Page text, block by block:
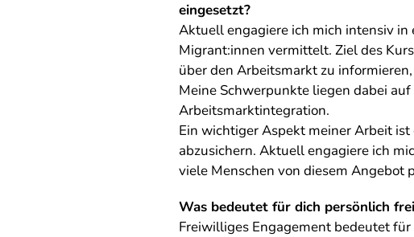
eingesetzt?
Aktuell engagiere ich mich intensiv
Migrant:innen vermittelt. Ziel des
über den Arbeitsmarkt zu
Meine Schwerpunkte liegen dabei
Arbeitsmarktintegration.
Ein wichtiger Aspekt meiner Arbeit
abzusichern. Aktuell engagiere ich
viele Menschen von diesem Angebot
Was bedeutet für dich persönlich
Freiwilliges Engagement bedeutet